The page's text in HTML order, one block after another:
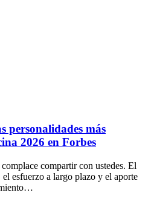
personalidades más
2026 en Forbes
compartir con ustedes. El
esfuerzo a largo plazo y el aporte